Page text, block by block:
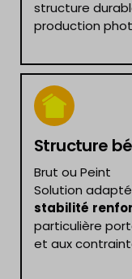
structure
production
Structure
Brut ou Peint
Solution
stabilité
particulière
et aux